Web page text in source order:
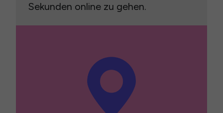
Sekunden online zu gehen.